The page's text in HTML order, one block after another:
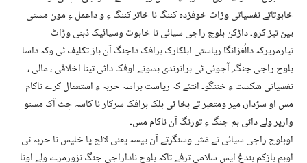
خاہوتاتے نفسیاتی وڑاٹ خوفزدہ کننگ نا خاتر کننگ ءِ و داعمل ءِ مون مستی
پین تیز کرو۔ داڑکن بلوچ راجی سپائی تا خاہوت وسپائیک ذہنی وڑاٹ
تیارمریرکہ دالُغزانگا ریاستی اہلکارک ہرافک داجنگ آن باز تکلیف ٹی وکہ داسا
بلوچ راجی جنگ ِ آجوئی ٹی ہراترندی بسونے اوفک داٹی تینا اخلاقی ، مالی ،
نفسیاتی شکست ءِ خننگو۔ انتئے کہ ریاست ہراسہ حربہ ءِ استعمال کرے ناکام
مس او سڑدار، میر ومتعبر تے بخا ٹی ہلک ہرافک سرکار نا کاسہ چٹ آک مسنو
واریر ولے داٹی ہم جنگ ءِ تورنگ آن ناکام مس۔
اوبلوچ راجی سپائی تے مَش وسنگرتے آن پیسہ یعنی لالچ یا خلیس نا حربہ ٹی
اوہم بازکم بندغ ایس سلامی ترفے تاکہ بلوچ ناداراجی جنگ نزورمرے ولے اونا